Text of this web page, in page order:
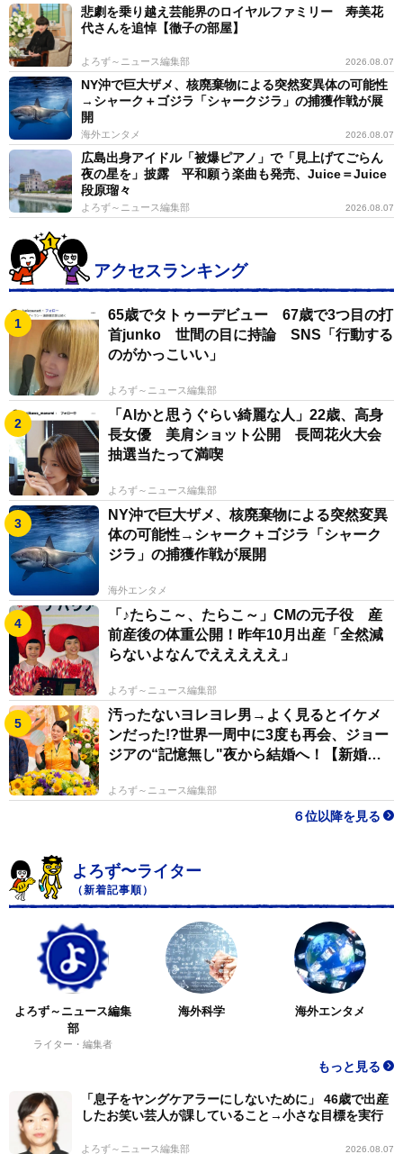
悲劇を乗り越え芸能界のロイヤルファミリー 寿美花
代さんを追悼【徹子の部屋】
よろず～ニュース編集部 2026.08.07
NY沖で巨大ザメ、核廃棄物による突然変異体の可能性
→シャーク＋ゴジラ「シャークジラ」の捕獲作戦が展
開
海外エンタメ 2026.08.07
広島出身アイドル「被爆ピアノ」で「見上げてごらん
夜の星を」披露 平和願う楽曲も発売、Juice＝Juice
段原瑠々
よろず～ニュース編集部 2026.08.07
アクセスランキング
65歳でタトゥーデビュー 67歳で3つ目の打
首junko 世間の目に持論 SNS「行動する
のがかっこいい」
よろず～ニュース編集部
「AIかと思うぐらい綺麗な人」22歳、高身
長女優 美肩ショット公開 長岡花火大会
抽選当たって満喫
よろず～ニュース編集部
NY沖で巨大ザメ、核廃棄物による突然変異
体の可能性→シャーク＋ゴジラ「シャーク
ジラ」の捕獲作戦が展開
海外エンタメ
「♪たらこ～、たらこ～」CMの元子役 産
前産後の体重公開！昨年10月出産「全然減
らないよなんでえええええ」
よろず～ニュース編集部
汚ったないヨレヨレ男→よく見るとイケメ
ンだった!?世界一周中に3度も再会、ジョー
ジアの“記憶無し"夜から結婚へ！【新婚さ
よろず～ニュース編集部
６位以降を見る
よろず〜ライター
（新着記事順）
よろず～ニュース編集
部
ライター・編集者
海外科学 海外エンタメ
もっと見る
「息子をヤングケアラーにしないために」 46歳で出産
したお笑い芸人が課していること→小さな目標を実行
よろず～ニュース編集部 2026.08.07